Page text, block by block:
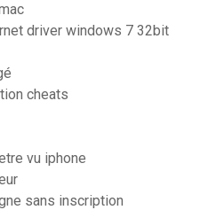
driver windows 7 32bit
cheats
vu iphone
sans inscription